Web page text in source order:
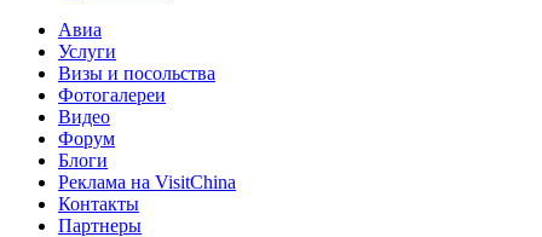
Авиа
Услуги
Визы и посольства
Фотогалереи
Видео
Форум
Блоги
Реклама на VisitChina
Контакты
Партнеры